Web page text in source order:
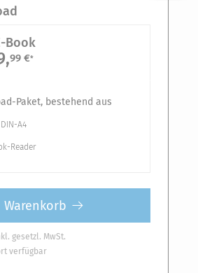
Book
99 €*
Paket, bestehend aus
A4
Reader
gesetzl. MwSt.
verfügbar